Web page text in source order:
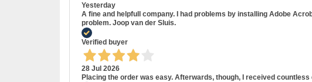
Yesterday
A fine and helpfull company. I had problems by installing Adobe
problem. Joop van der Sluis.
Verified buyer
28 Jul 2026
Placing the order was easy. Afterwards, though, I received